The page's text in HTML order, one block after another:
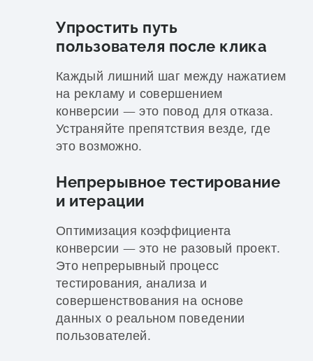
Упростить путь
пользователя после клика
Каждый лишний шаг между нажатием
на рекламу и совершением
конверсии — это повод для отказа.
Устраняйте препятствия везде, где
это возможно.
Непрерывное тестирование
и итерации
Оптимизация коэффициента
конверсии — это не разовый проект.
Это непрерывный процесс
тестирования, анализа и
совершенствования на основе
данных о реальном поведении
пользователей.